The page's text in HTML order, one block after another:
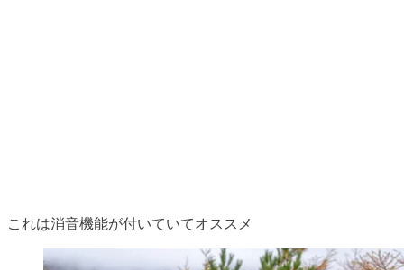
これは消音機能が付いていてオススメ